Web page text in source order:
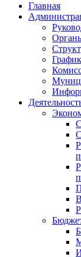
Главная